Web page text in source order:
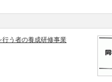
う者の養成研修事業